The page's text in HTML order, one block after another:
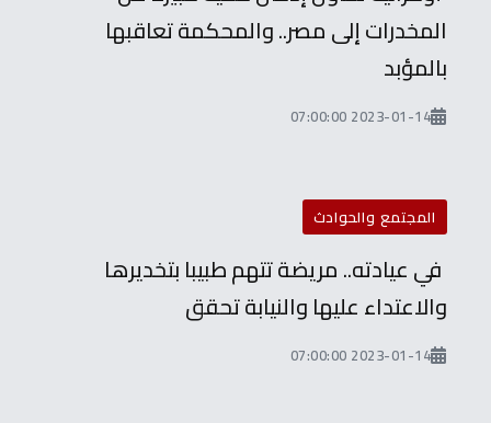
المخدرات إلى مصر.. والمحكمة تعاقبها
بالمؤبد
2023-01-14 07:00:00
المجتمع والحوادث
في عيادته.. مريضة تتهم طبيبا بتخديرها
والاعتداء عليها والنيابة تحقق
2023-01-14 07:00:00